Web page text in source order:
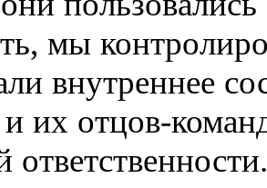
мы
внутреннее
их отцов-